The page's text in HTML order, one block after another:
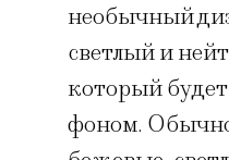
необычный
светлый и
который
фоном.